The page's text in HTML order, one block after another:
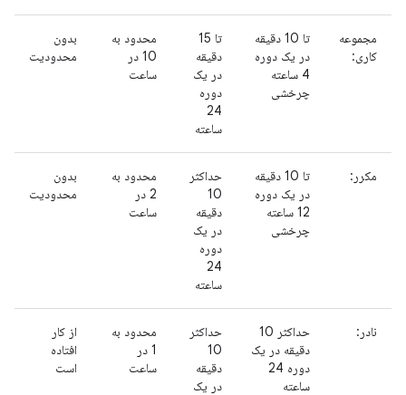
مجموعه
کاری:
تا 10 دقیقه
در یک دوره
4 ساعته
چرخشی
تا 15
دقیقه
در یک
دوره
24
ساعته
محدود به
10 در
ساعت
بدون
محدودیت
مکرر:
تا 10 دقیقه
در یک دوره
12 ساعته
چرخشی
حداکثر
10
دقیقه
در یک
دوره
24
ساعته
محدود به
2 در
ساعت
بدون
محدودیت
نادر:
حداکثر 10
دقیقه در یک
دوره 24
ساعته
حداکثر
10
دقیقه
در یک
محدود به
1 در
ساعت
از کار
افتاده
است